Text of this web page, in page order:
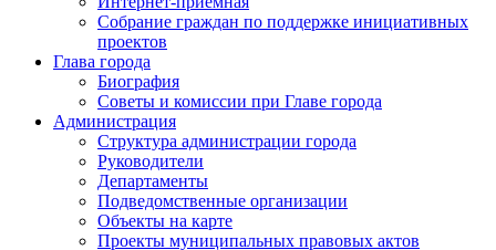
Собрание граждан по поддержке инициативных
проектов
Глава города
Биография
Советы и комиссии при Главе города
Администрация
Структура администрации города
Руководители
Департаменты
Подведомственные организации
Объекты на карте
Проекты муниципальных правовых актов